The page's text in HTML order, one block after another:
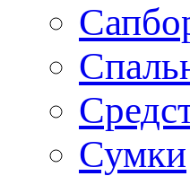
Сумки